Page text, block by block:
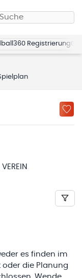
Suche
Registrierung
VEREIN
es finden im
oder die Planung